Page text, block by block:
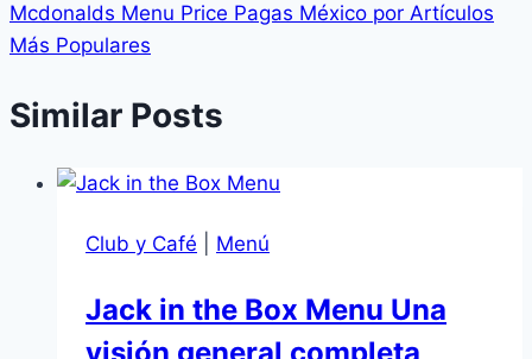
Mcdonalds Menu Price Pagas México por Artículos
Más Populares
Similar Posts
Club y Café Menú
Jack in the Box Menu Una